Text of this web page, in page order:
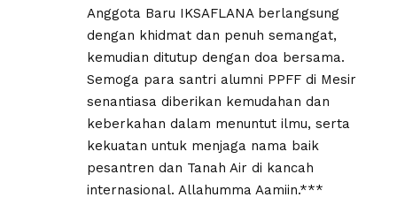
Anggota Baru IKSAFLANA berlangsung
dengan khidmat dan penuh semangat,
kemudian ditutup dengan doa bersama.
Semoga para santri alumni PPFF di Mesir
senantiasa diberikan kemudahan dan
keberkahan dalam menuntut ilmu, serta
kekuatan untuk menjaga nama baik
pesantren dan Tanah Air di kancah
internasional. Allahumma Aamiin.***